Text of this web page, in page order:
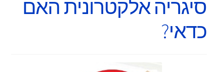
סיגריה אלקטרונית האם
כדאי?